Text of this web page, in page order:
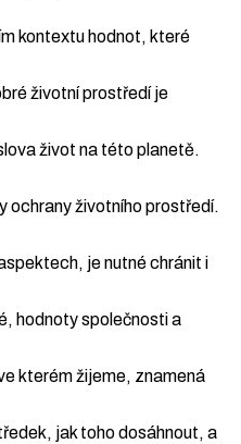
kontextu hodnot, které
životní prostředí je
život na této planetě.
ochrany životního prostředí.
je nutné chránit i
hodnoty společnosti a
kterém žijeme, znamená
jak toho dosáhnout, a